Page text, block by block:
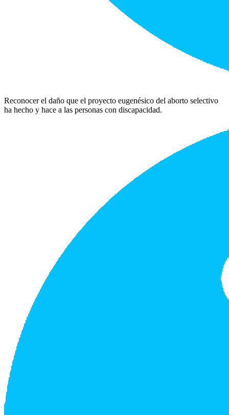
Reconocer el daño que el proyecto eugenésico del aborto selectivo
ha hecho y hace a las personas con discapacidad.